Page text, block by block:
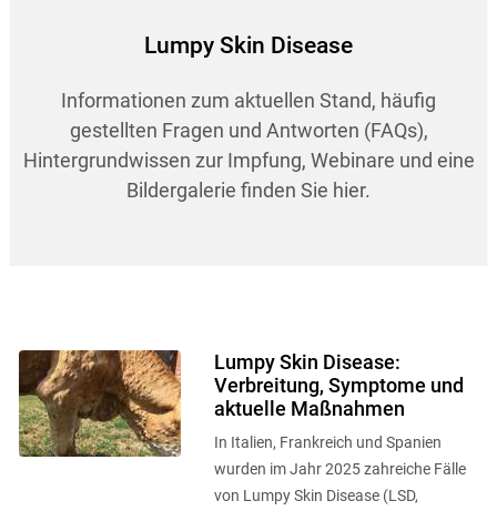
Lumpy Skin Disease
Informationen zum aktuellen Stand, häufig
gestellten Fragen und Antworten (FAQs),
Hintergrundwissen zur Impfung, Webinare und eine
Bildergalerie finden Sie hier.
Lumpy Skin Disease:
Verbreitung, Symptome und
aktuelle Maßnahmen
In Italien, Frankreich und Spanien
wurden im Jahr 2025 zahreiche Fälle
von Lumpy Skin Disease (LSD,